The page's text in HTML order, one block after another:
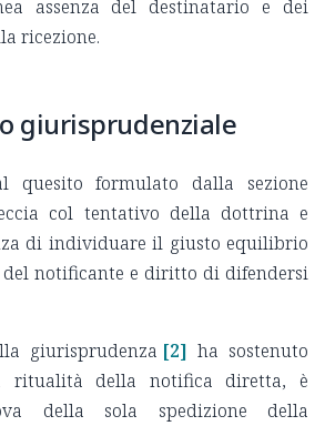
assenza del destinatario e dei
ricezione.
giurisprudenziale
quesito formulato dalla sezione
col tentativo della dottrina e
di individuare il giusto equilibrio
notificante e diritto di difendersi
giurisprudenza [2] ha sostenuto
ritualità della notifica diretta, è
della sola spedizione della